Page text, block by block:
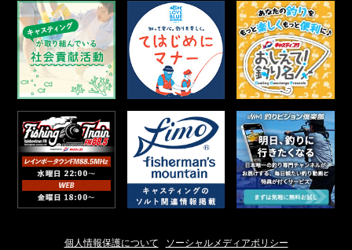
個人情報保護について
ソーシャルメディアポリシー